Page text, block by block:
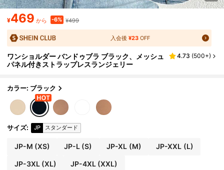
¥469 から -6% ¥499
入会後¥23 OFF
ワンショルダー バンドゥブラ ブラック、メッシュ
パネル付きストラップレスランジェリー
4.73 (500+)
カラー: ブラック
サイズ: JP スタンダード
JP-M (XS) JP-L (S) JP-XL (M) JP-XXL (L)
JP-3XL(XL) JP-4XL (XXL)